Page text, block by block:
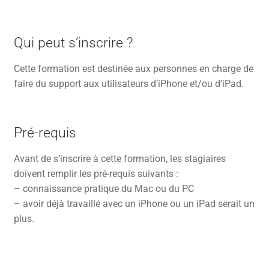
Qui peut s’inscrire ?
Cette formation est destinée aux personnes en charge de
faire du support aux utilisateurs d’iPhone et/ou d’iPad.
Pré-requis
Avant de s’inscrire à cette formation, les stagiaires
doivent remplir les pré-requis suivants :
– connaissance pratique du Mac ou du PC
– avoir déjà travaillé avec un iPhone ou un iPad serait un
plus.